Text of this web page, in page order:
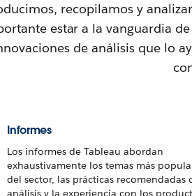
recopilamos y
estar a la vanguardia
de análisis que lo
Informes
Los informes de Tableau abordan
exhaustivamente los temas más
del sector, las prácticas recomendadas
análisis y la experiencia con los